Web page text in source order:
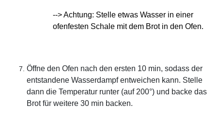
--> Achtung: Stelle etwas Wasser in einer
ofenfesten Schale mit dem Brot in den Ofen.
Öffne den Ofen nach den ersten 10 min, sodass der
entstandene Wasserdampf entweichen kann. Stelle
dann die Temperatur runter (auf 200°) und backe das
Brot für weitere 30 min backen.